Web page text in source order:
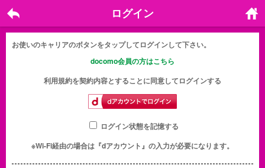
ログイン
戻る ホーム
お使いのキャリアのボタンをタップしてログインして下さい。
docomo会員の方はこちら
利用規約を契約内容とすることに同意してログインする
ログイン状態を記憶する
※Wi-Fi経由の場合は『dアカウント』の入力が必要になります。